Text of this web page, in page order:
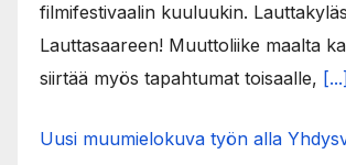
filmifestivaalin kuuluukin.
Lauttasaareen! Muuttoliike maalta
siirtää myös tapahtumat toisaalle, [...]
Uusi muumielokuva työn alla